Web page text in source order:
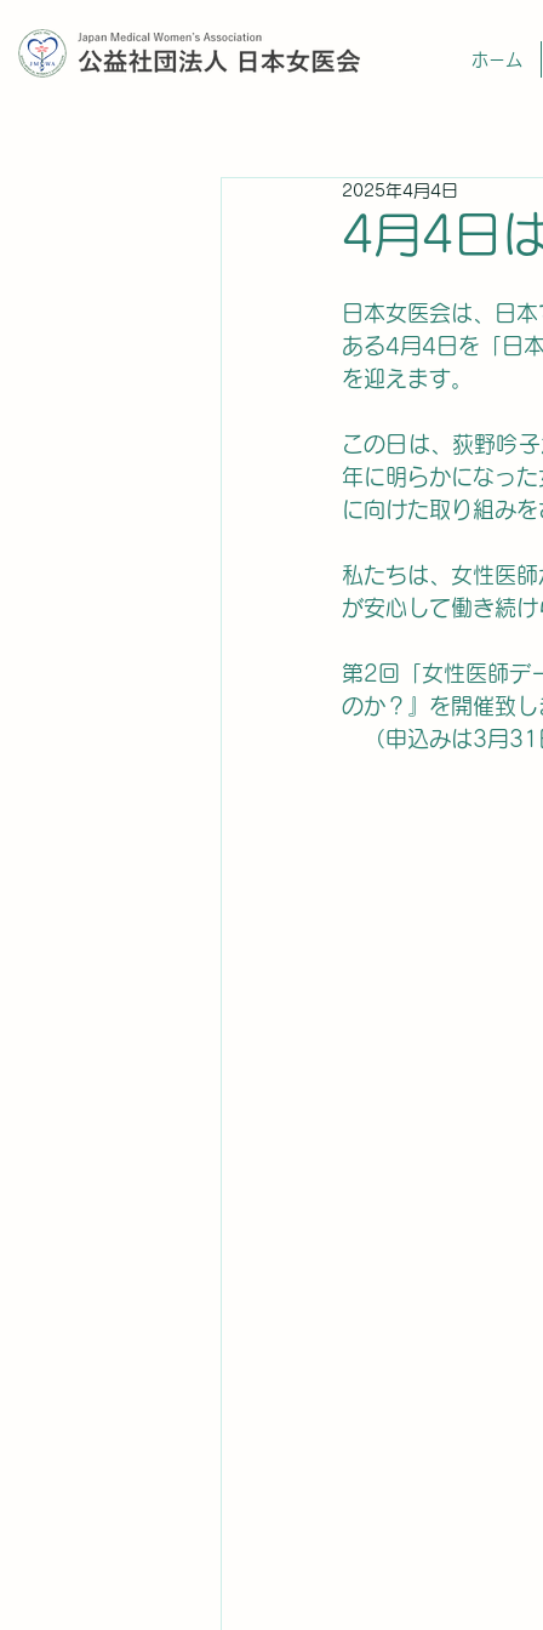
ホーム
4月4日
2025年4月4日
日本女医会は、日
ある4月4日を「日
を迎えます。
この日は、荻野吟
年に明らかになっ
に向けた取り組み
私たちは、女性医
が安心して働き続
第2回「女性医師デ
のか？』を開催致し
（申込みは3月31